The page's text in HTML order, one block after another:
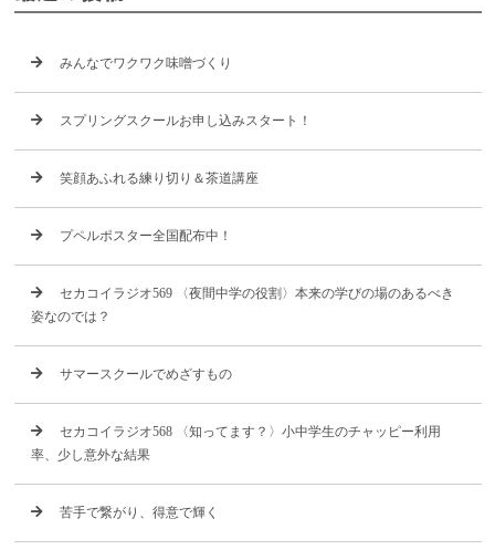
みんなでワクワク味噌づくり
スプリングスクールお申し込みスタート！
笑顔あふれる練り切り＆茶道講座
プペルポスター全国配布中！
セカコイラジオ569 〈夜間中学の役割〉本来の学びの場のあるべき
姿なのでは？
サマースクールでめざすもの
セカコイラジオ568 〈知ってます？〉小中学生のチャッピー利用
率、少し意外な結果
苦手で繋がり、得意で輝く